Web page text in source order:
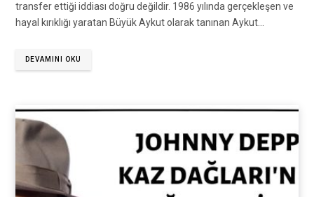
transfer ettiği iddiası doğru değildir. 1986 yılında gerçekleşen ve
hayal kırıklığı yaratan Büyük Aykut olarak tanınan Aykut…
DEVAMINI OKU